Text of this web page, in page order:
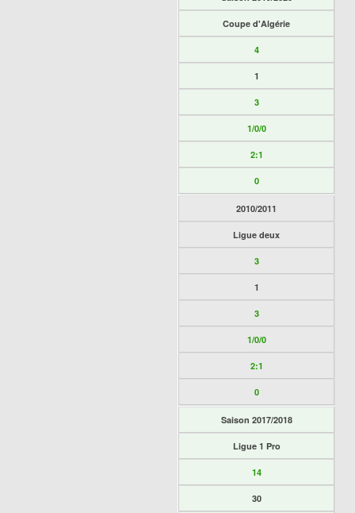
Coupe d'Algérie
4
1
3
1/0/0
2:1
0
2010/2011
Ligue deux
3
1
3
1/0/0
2:1
0
Saison 2017/2018
Ligue 1 Pro
14
30